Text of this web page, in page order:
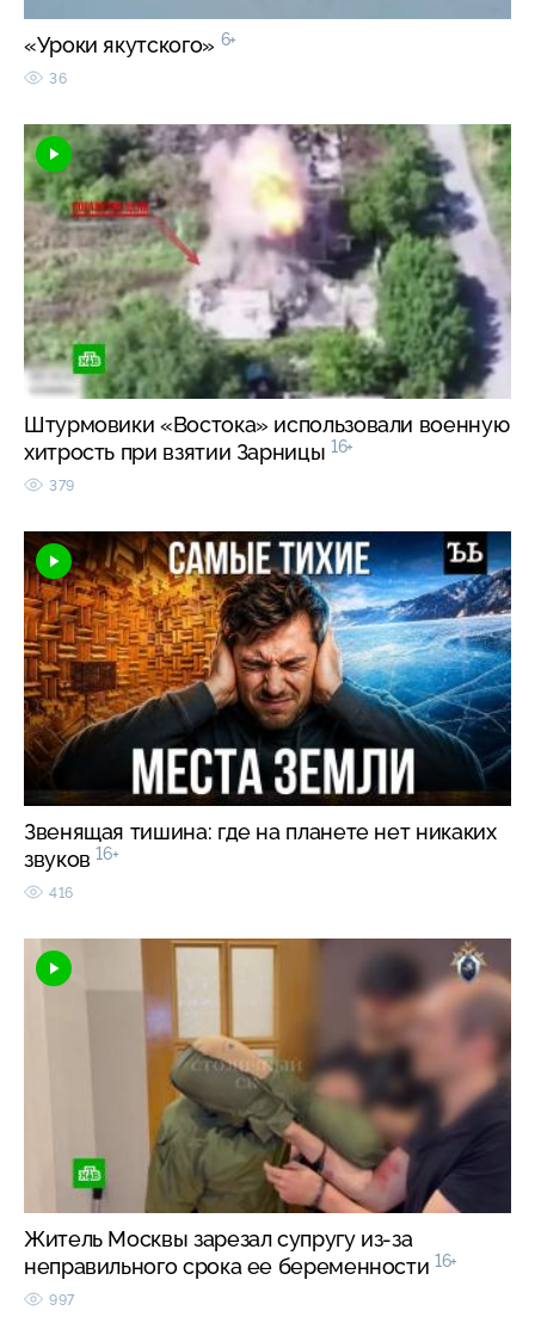
«Уроки якутского» 6+
36
Штурмовики «Востока» использовали военную
хитрость при взятии Зарницы 16+
379
Звенящая тишина: где на планете нет никаких
звуков 16+
416
Житель Москвы зарезал супругу из-за
неправильного срока ее беременности 16+
997